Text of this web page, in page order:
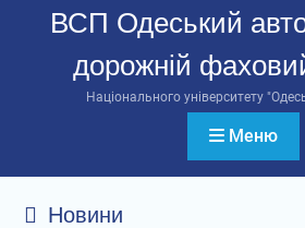
ВСП Одеський
дорожній
Національного університету
Меню
Новини